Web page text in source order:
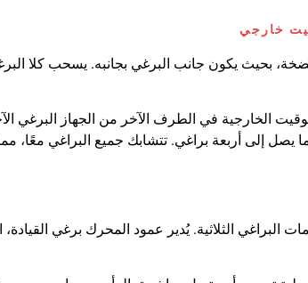
خارجي
بحيث يكون جانب البرغي بجانبه. يسحب كلا
الخارجية في الطرف الآخر من الجهاز البرغي
يصل إلى أربعة براغي. تتشابك جميع البراغي
الثلاثية. يُدير عمود المحرك برغي القيادة،